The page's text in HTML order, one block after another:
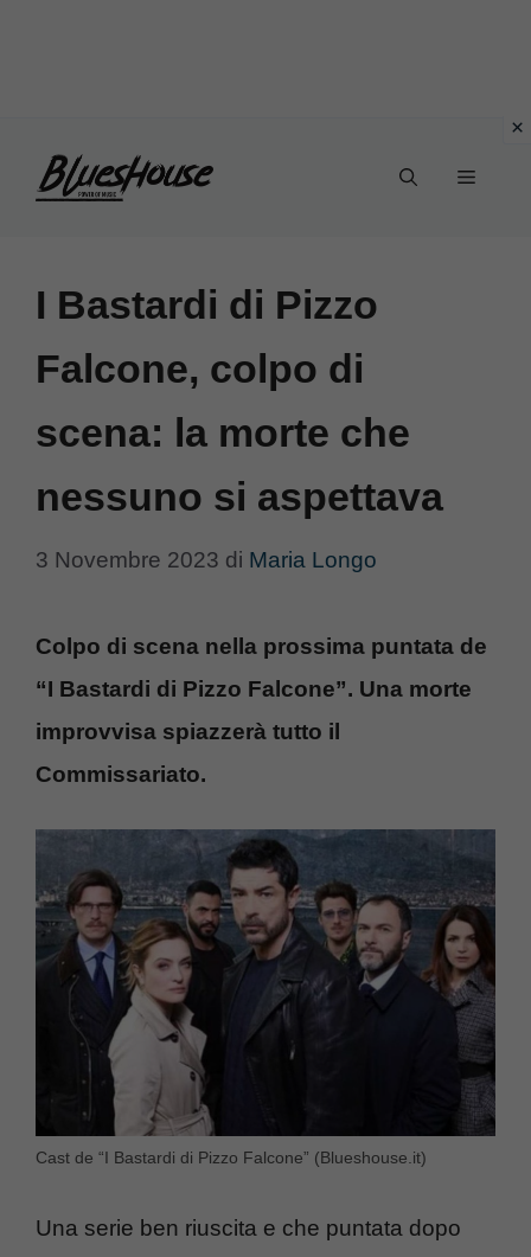
Menu
I Bastardi di Pizzo
Falcone, colpo di
scena: la morte che
nessuno si aspettava
3 Novembre 2023 di Maria Longo
Colpo di scena nella prossima puntata de
“I Bastardi di Pizzo Falcone”. Una morte
improvvisa spiazzerà tutto il
Commissariato.
Cast de “I Bastardi di Pizzo Falcone” (Blueshouse.it)
Una serie ben riuscita e che puntata dopo